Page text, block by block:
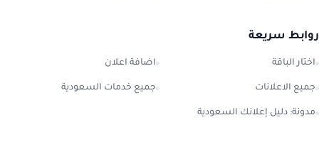
روابط سريعة
اختار الباقة اضافة اعلان
جميع الاعلانات جميع خدمات السعودية
مدونة: دليل إعلانك السعودية